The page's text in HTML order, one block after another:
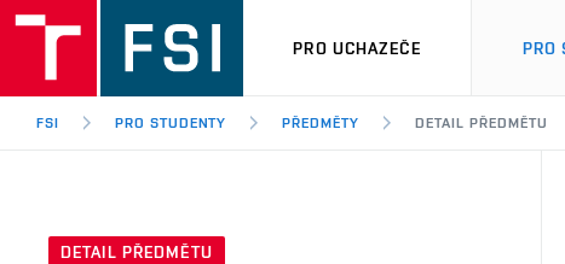
PRO UCHAZEČE PRO
FSI PRO STUDENTY PŘEDMĚTY DETAIL PŘEDMĚTU
DETAIL PŘEDMĚTU